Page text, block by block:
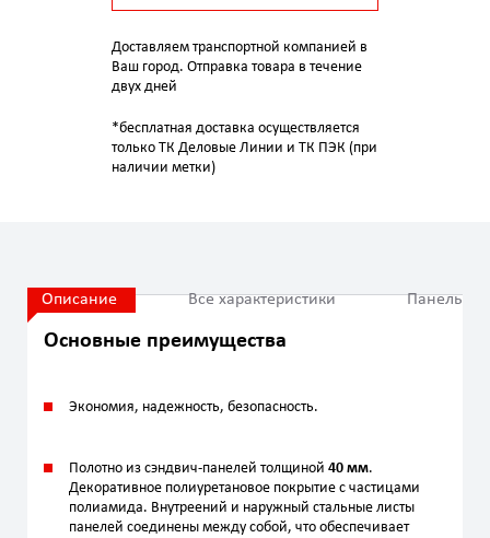
Доставляем транспортной компанией в
Ваш город. Отправка товара в течение
двух дней
*бесплатная доставка осуществляется
только ТК Деловые Линии и ТК ПЭК (при
наличии метки)
Описание Все характеристики Панель
Основные преимущества
Экономия, надежность, безопасность.
Полотно из сэндвич-панелей толщиной 40 мм.
Декоративное полиуретановое покрытие с частицами
полиамида. Внутреений и наружный стальные листы
панелей соединены между собой, что обеспечивает